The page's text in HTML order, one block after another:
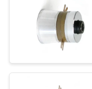
VERZOEK
OM EEN
CITAAT
SITEMAP